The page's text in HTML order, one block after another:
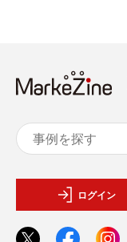
ログイン